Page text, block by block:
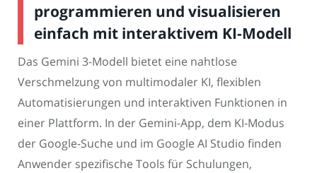
programmieren und visualisieren
einfach mit interaktivem KI-Modell
Das Gemini 3-Modell bietet eine nahtlose
Verschmelzung von multimodaler KI, flexiblen
Automatisierungen und interaktiven Funktionen in
einer Plattform. In der Gemini-App, dem KI-Modus
der Google-Suche und im Google AI Studio finden
Anwender spezifische Tools für Schulungen,